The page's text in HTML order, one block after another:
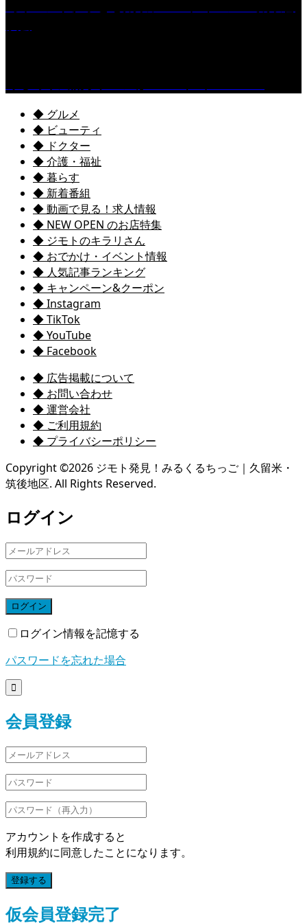
◆ グルメ
◆ ビューティ
◆ ドクター
◆ 介護・福祉
◆ 暮らす
◆ 新着番組
◆ 動画で見る！求人情報
◆ NEW OPEN のお店特集
◆ ジモトのキラリさん
◆ おでかけ・イベント情報
◆ 人気記事ランキング
◆ キャンペーン&クーポン
◆ Instagram
◆ TikTok
◆ YouTube
◆ Facebook
◆ 広告掲載について
◆ お問い合わせ
◆ 運営会社
◆ ご利用規約
◆ プライバシーポリシー
Copyright ©2026 ジモト発見！みるくるちっご｜久留米・
筑後地区. All Rights Reserved.
ログイン
ログイン
ログイン情報を記憶する
パスワードを忘れた場合

会員登録
アカウントを作成すると
利用規約に同意したことになります。
登録する
仮会員登録完了